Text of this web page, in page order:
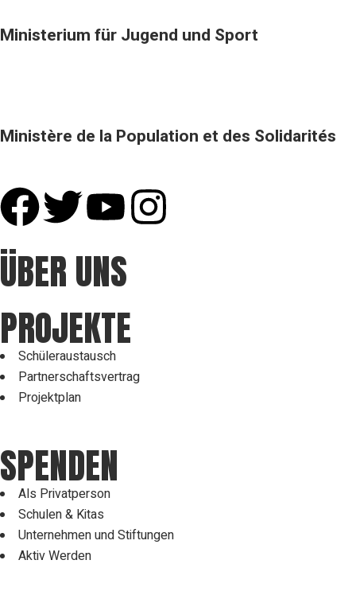
Ministerium für Jugend und Sport
Ministère de la Population et des Solidarités
ÜBER UNS
PROJEKTE
Schüleraustausch
Partnerschaftsvertrag
Projektplan
SPENDEN
Als Privatperson
Schulen & Kitas
Unternehmen und Stiftungen
Aktiv Werden